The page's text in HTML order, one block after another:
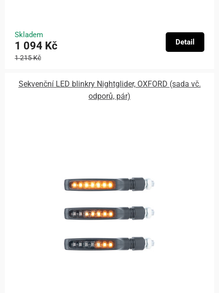
Skladem
1 094 Kč
1 215 Kč
Detail
Sekvenční LED blinkry Nightglider, OXFORD (sada vč.
odporů, pár)